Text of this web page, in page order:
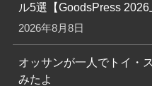
ル5選【GoodsPress 2026
2026年8月8日
オッサンが一人でトイ・
みたよ